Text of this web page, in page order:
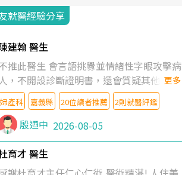
就醫經驗分享
建翰 醫生
推此醫生 會言語挑釁並情緒性字眼攻擊病
，不開設診斷證明書，還會質疑其他醫生
判斷！
更多
婦產科 嘉義縣 20位讀者推薦 2則就醫評鑑
殷迺中 2026-08-05
育才 醫生